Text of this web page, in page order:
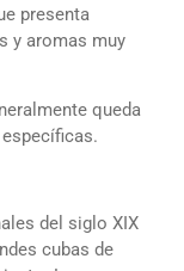
presenta
y aromas muy
queda
del siglo XIX
cubas de